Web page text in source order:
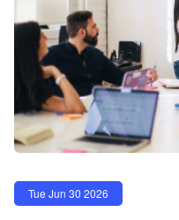
Tue Jun 30 2026